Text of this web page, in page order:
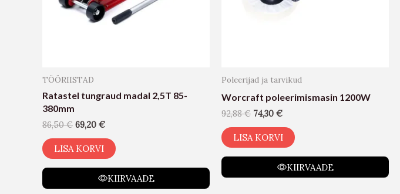
TÖÖRIISTAD
Ratastel tungraud madal 2,5T 85-
380mm
86,50€ 69,20 €
LISA KORVI
KIIRVAADE
Poleerijad ja tarvikud
Worcraft poleerimismasin 1200W
92,88€ 74,30 €
LISA KORVI
KIIRVAADE